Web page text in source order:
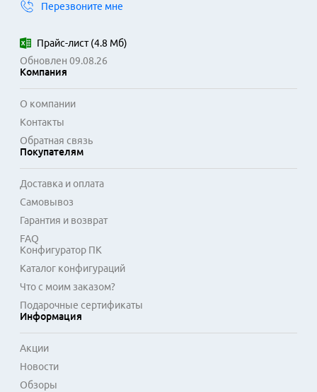
несколькими скоростными режимами и подсветкой на
Использование качественных материалов, таких как
нержавеющая сталь и закаленное стекло, обеспечивает
большинством стандартных вентиляционных систем.
домашней кухни, поддерживая чистоту воздуха и защищая
мебель от оседания жира.
Перезвоните мне
Прайс-лист(4.8 Мб)
Обновлен 09.08.26
Компания
О компании
Контакты
Обратная связь
Покупателям
Доставка и оплата
Самовывоз
Гарантия и возврат
FAQ
Конфигуратор ПК
Каталог конфигураций
Что с моим заказом?
Подарочные сертификаты
Информация
Акции
Новости
Обзоры